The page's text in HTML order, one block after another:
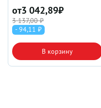
от3 042,89₽
3 137,00 ₽
- 94,11 ₽
В корзину